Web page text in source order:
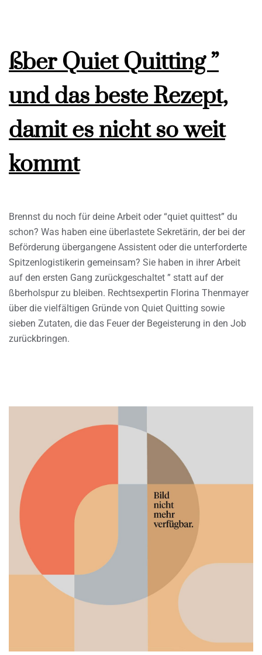
ßber Quiet Quitting ”
und das beste Rezept,
damit es nicht so weit
kommt
Brennst du noch für deine Arbeit oder “quiet quittest” du
schon? Was haben eine überlastete Sekretärin, der bei der
Beförderung übergangene Assistent oder die unterforderte
Spitzenlogistikerin gemeinsam? Sie haben in ihrer Arbeit
auf den ersten Gang zurückgeschaltet ” statt auf der
ßberholspur zu bleiben. Rechtsexpertin Florina Thenmayer
über die vielfältigen Gründe von Quiet Quitting sowie
sieben Zutaten, die das Feuer der Begeisterung in den Job
zurückbringen.